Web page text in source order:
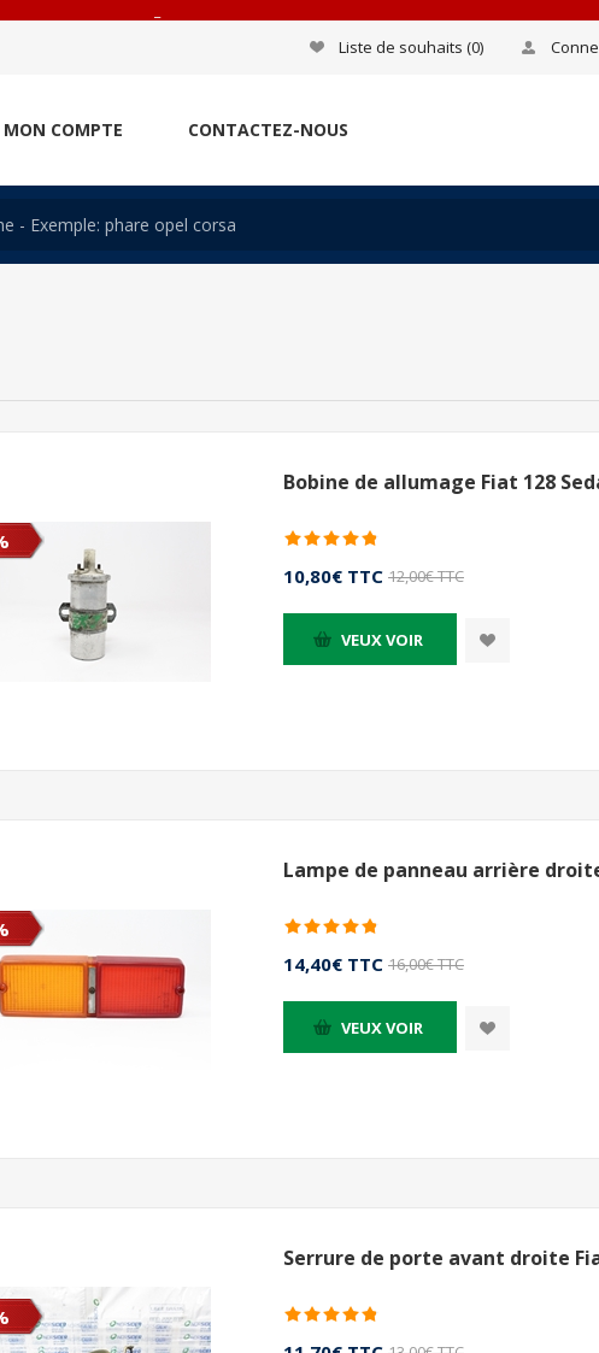
Liste de souhaits (0)
MON COMPTE CONTACTEZ-NOUS
Bobine de allumage Fiat 128
10,80€ TTC 12,00€ TTC
VEUX VOIR
Lampe de panneau arrière
14,40€ TTC 16,00€ TTC
VEUX VOIR
Serrure de porte avant droite